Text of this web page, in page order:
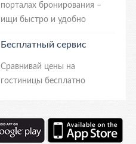
порталах бронирования –
ищи быстро и удобно
Бесплатный сервис
Сравнивай цены на
гостиницы бесплатно